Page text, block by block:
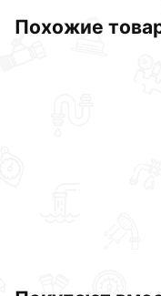
Наши
описанием,
Данний товар от
Похожие